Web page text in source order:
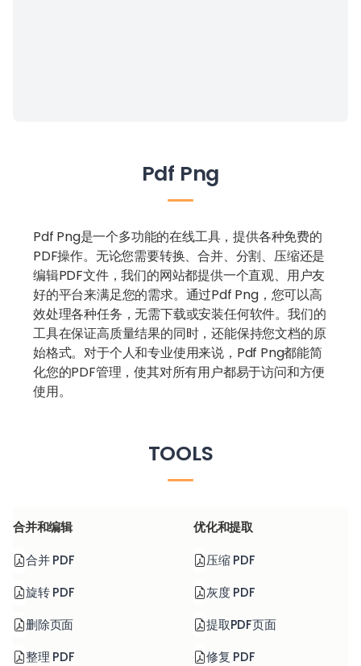
Pdf Png
Pdf Png是一个多功能的在线工具，提供各种免费的
PDF操作。无论您需要转换、合并、分割、压缩还是
编辑PDF文件，我们的网站都提供一个直观、用户友
好的平台来满足您的需求。通过Pdf Png，您可以高
效处理各种任务，无需下载或安装任何软件。我们的
工具在保证高质量结果的同时，还能保持您文档的原
始格式。对于个人和专业使用来说，Pdf Png都能简
化您的PDF管理，使其对所有用户都易于访问和方便
使用。
TOOLS
合并和编辑
合并 PDF
旋转 PDF
删除页面
整理 PDF
优化和提取
压缩 PDF
灰度 PDF
提取PDF页面
修复 PDF